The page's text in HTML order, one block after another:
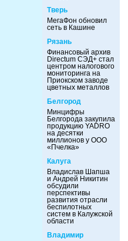
Тверь
МегаФон обновил
сеть в Кашине
Рязань
Финансовый архив
Directum СЭД+ стал
центром налогового
мониторинга на
Приокском заводе
цветных металлов
Белгород
Минцифры
Белгорода закупила
продукцию YADRO
на десятки
миллионов у ООО
«Пчелка»
Калуга
Владислав Шапша
и Андрей Никитин
обсудили
перспективы
развития отрасли
беспилотных
систем в Калужской
области
Владимир